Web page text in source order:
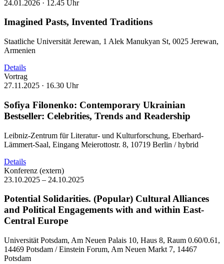
24.01.2026 · 12.45 Uhr
Imagined Pasts, Invented Traditions
Staatliche Universität Jerewan, 1 Alek Manukyan St, 0025 Jerewan,
Armenien
Details
Vortrag
27.11.2025 · 16.30 Uhr
Sofiya Filonenko: Contemporary Ukrainian
Bestseller: Celebrities, Trends and Readership
Leibniz-Zentrum für Literatur- und Kulturforschung, Eberhard-
Lämmert-Saal, Eingang Meierottostr. 8, 10719 Berlin / hybrid
Details
Konferenz (extern)
23.10.2025 – 24.10.2025
Potential Solidarities. (Popular) Cultural Alliances
and Political Engagements with and within East-
Central Europe
Universität Potsdam, Am Neuen Palais 10, Haus 8, Raum 0.60/0.61,
14469 Potsdam / Einstein Forum, Am Neuen Markt 7, 14467
Potsdam